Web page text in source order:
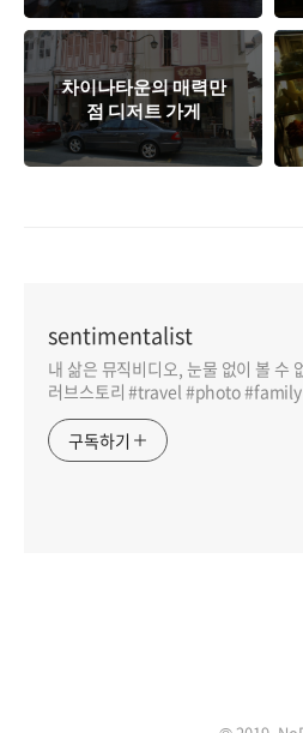
차이나타운의 매력만
점 디저트 가게
sentimentalist
내 삶은 뮤직비디오, 눈물 없이 볼 수
러브스토리 #travel #photo #family
구독하기